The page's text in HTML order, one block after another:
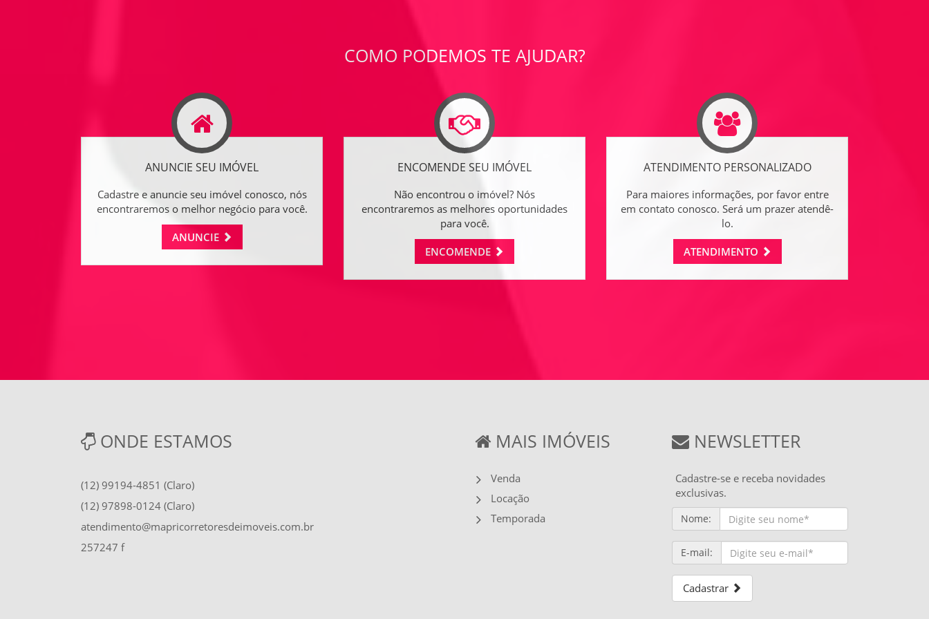
COMO PODEMOS TE AJUDAR?
ANUNCIE SEU IMÓVEL
Cadastre e anuncie seu imóvel conosco, nós
encontraremos o melhor negócio para você.
ANUNCIE
ENCOMENDE SEU IMÓVEL
Não encontrou o imóvel? Nós
encontraremos as melhores oportunidades
para você.
ENCOMENDE
ATENDIMENTO PERSONALIZADO
Para maiores informações, por favor entre
em contato conosco. Será um prazer atendê-
lo.
ATENDIMENTO
ONDE ESTAMOS
(12) 99194-4851 (Claro)
(12) 97898-0124 (Claro)
atendimento@mapricorretoresdeimoveis.com.br
257247 f
MAIS IMÓVEIS
Venda
Locação
Temporada
NEWSLETTER
Cadastre-se e receba novidades
exclusivas.
Nome:
E-mail:
Cadastrar